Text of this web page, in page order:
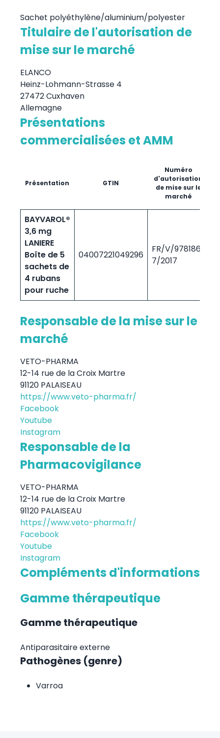
Sachet polyéthylène/aluminium/polyester
Titulaire de l'autorisation de
mise sur le marché
ELANCO
Heinz-Lohmann-Strasse 4
27472 Cuxhaven
Allemagne
Présentations
commercialisées et AMM
Présentation GTIN
Numéro
d'autorisation
de mise sur le
marché
BAYVAROL®
3,6 mg
LANIERE
Boîte de 5
sachets de
4 rubans
pour ruche
04007221049296
FR/V/9781866
7/2017
Responsable de la mise sur le
marché
VETO-PHARMA
12-14 rue de la Croix Martre
91120 PALAISEAU
https://www.veto-pharma.fr/
Facebook
Youtube
Instagram
Responsable de la
Pharmacovigilance
VETO-PHARMA
12-14 rue de la Croix Martre
91120 PALAISEAU
https://www.veto-pharma.fr/
Facebook
Youtube
Instagram
Compléments d'informations
Gamme thérapeutique
Gamme thérapeutique
Antiparasitaire externe
Pathogènes (genre)
Varroa